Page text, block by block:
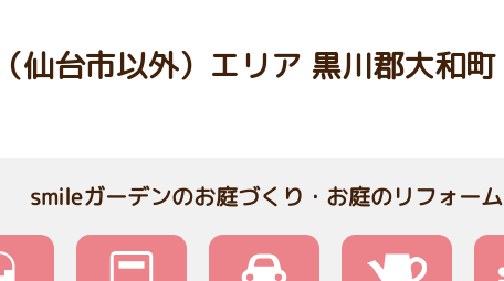
仙台市以外）エリア 黒川郡大和町
smileガーデンのお庭づくり・お庭のリフォーム